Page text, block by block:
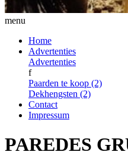
menu
Home
Advertenties
Advertenties
f
Paarden te koop (2)
Dekhengsten (2)
Contact
Impressum
PAREDES